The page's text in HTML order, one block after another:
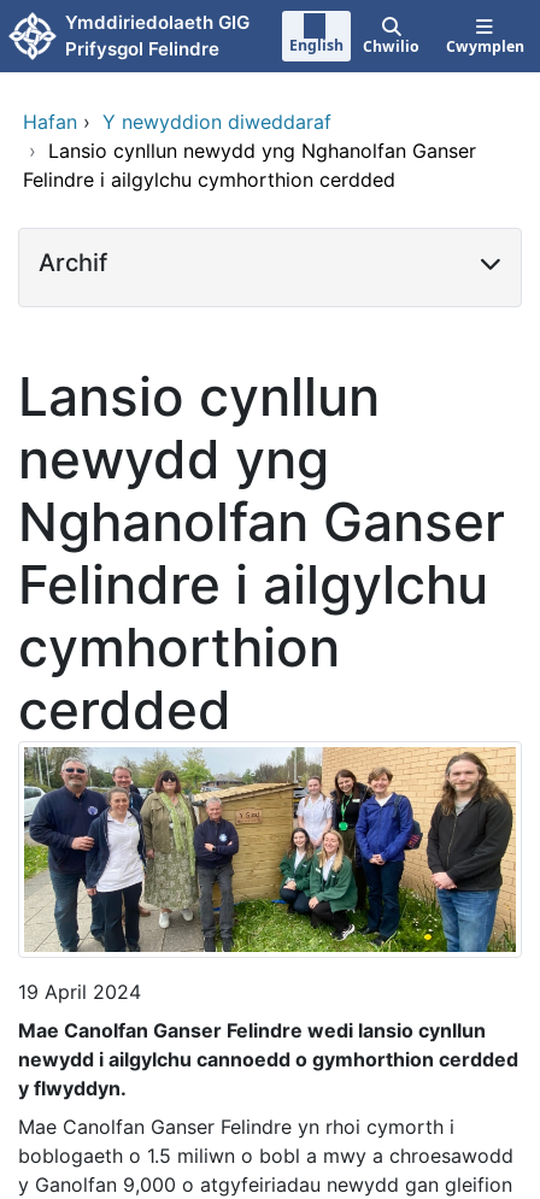
Neidio i'r prif gynnwy
Ymddiriedolaeth GIG
Prifysgol Felindre
English Chwilio Cwymplen
Hafan › Y newyddion diweddaraf
› Lansio cynllun newydd yng Nghanolfan Ganser
Felindre i ailgylchu cymhorthion cerdded
Archif
Lansio cynllun
newydd yng
Nghanolfan Ganser
Felindre i ailgylchu
cymhorthion
cerdded
19 April 2024
Mae Canolfan Ganser Felindre wedi lansio cynllun
newydd i ailgylchu cannoedd o gymhorthion cerdded
y flwyddyn.
Mae Canolfan Ganser Felindre yn rhoi cymorth i
boblogaeth o 1.5 miliwn o bobl a mwy a chroesawodd
y Ganolfan 9,000 o atgyfeiriadau newydd gan gleifion